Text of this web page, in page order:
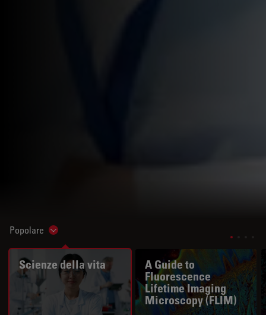
Popolare Show subnavigation
Scienze della vita
A Guide to
Fluorescence
Lifetime Imaging
Microscopy (FLIM)